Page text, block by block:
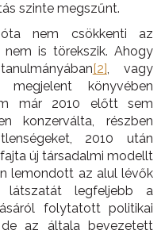
szinte megszűnt.
nem csökkenti az
nem is törekszik. Ahogy
[2], vagy
könyvében
már 2010 előtt sem
konzerválta, részben
2010 után
új társadalmi modellt
lemondott az alul lévők
látszatát legfeljebb a
folytatott politikai
az általa bevezetett